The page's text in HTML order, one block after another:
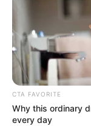
CTA FAVORITE
Why this ordinary
every day